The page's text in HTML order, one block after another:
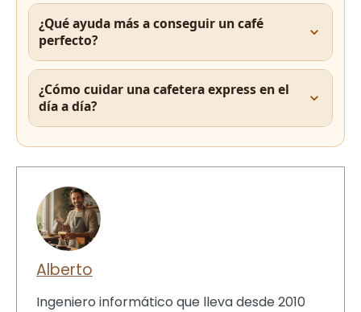
¿Qué ayuda más a conseguir un café
perfecto?
¿Cómo cuidar una cafetera express en el
día a día?
Alberto
Ingeniero informático que lleva desde 2010